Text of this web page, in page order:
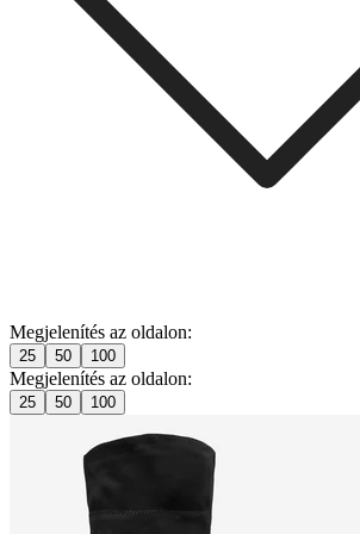
Megjelenítés az oldalon:
25 50 100
Megjelenítés az oldalon:
25 50 100